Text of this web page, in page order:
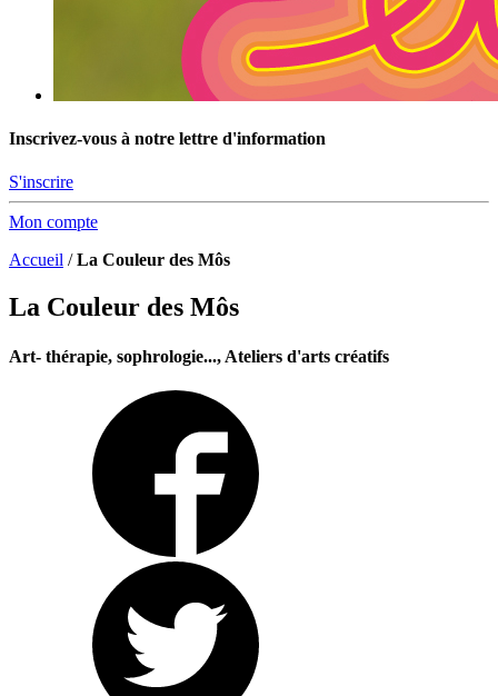
Inscrivez-vous à notre lettre d'information
S'inscrire
Mon compte
Accueil /La Couleur des Môs
La Couleur des Môs
Art- thérapie, sophrologie..., Ateliers d'arts créatifs